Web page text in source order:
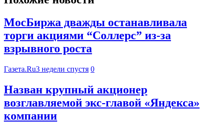
МосБиржа дважды останавливала
торги акциями “Соллерс” из-за
взрывного роста
Газета.Ru3 недели спустя 0
Назван крупный акционер
возглавляемой экс-главой «Яндекса»
компании